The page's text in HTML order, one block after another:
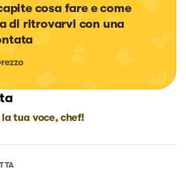
cosa fare e come
di ritrovarvi con una
tua voce, chef!